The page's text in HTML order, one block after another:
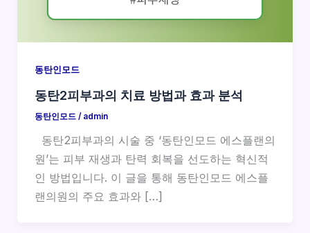
동탄인모드
동탄2피부과의 치료 방법과 효과 분석
동탄인모드/ admin
동탄2피부과의 시술 중 ‘동탄인모드 에스플랜의
원’는 피부 재생과 탄력 회복을 선도하는 혁신적
인 방법입니다. 이 글을 통해 동탄인모드 에스플
랜의원의 주요 효과와 […]